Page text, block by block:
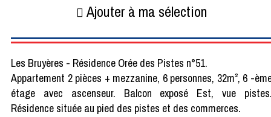
Ajouter à ma sélection
Les Bruyères - Résidence Orée des Pistes n°51.
Appartement 2 pièces + mezzanine, 6 personnes, 32m², 6 -
étage avec ascenseur. Balcon exposé Est, vue
Résidence située au pied des pistes et des commerces.